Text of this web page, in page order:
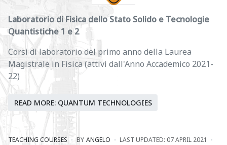
Laboratorio di Fisica dello Stato Solido e Tecnologie
Quantistiche 1 e 2
Corsi di laboratorio del primo anno della Laurea
Magistrale in Fisica (attivi dall'Anno Accademico 2021-
22)
READ MORE: QUANTUM TECHNOLOGIES
TEACHING COURSES BY ANGELO
LAST UPDATED: 07 APRIL 2021